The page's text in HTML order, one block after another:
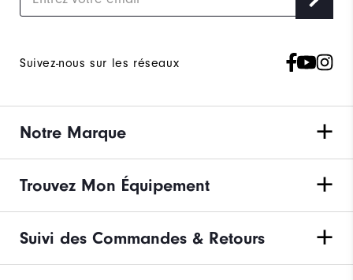
Suivez-nous sur les réseaux
Notre Marque
Trouvez Mon Équipement
Suivi des Commandes & Retours